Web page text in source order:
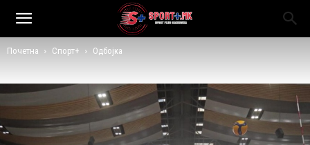
Почетна Спорт+ Одбојка